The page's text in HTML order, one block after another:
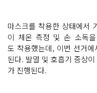
마스크를 착용한 상태에서
이 체온 측정 및 손 소독
도 착용했는데, 이번 선거
된다. 발열 및 호흡기 증상
가 진행된다.